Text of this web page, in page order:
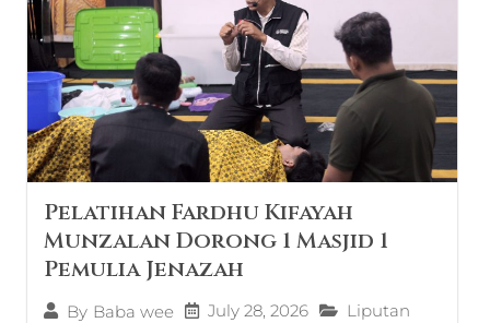
Pelatihan Fardhu Kifayah
Munzalan Dorong 1 Masjid 1
Pemulia Jenazah
By Baba wee July 28, 2026
Liputan